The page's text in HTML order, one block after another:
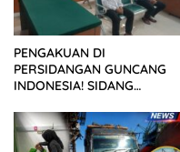
PENGAKUAN DI
PERSIDANGAN GUNCANG
INDONESIA! SIDANG
KELUARGA KORBAN
MENGAMUK DI PN MALANG